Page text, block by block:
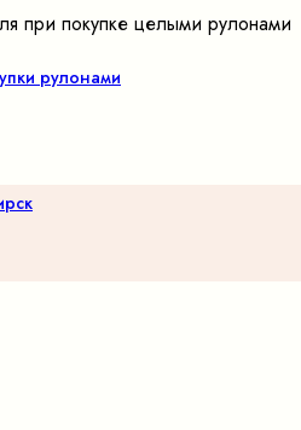
при покупке целыми рулонами
рулонами